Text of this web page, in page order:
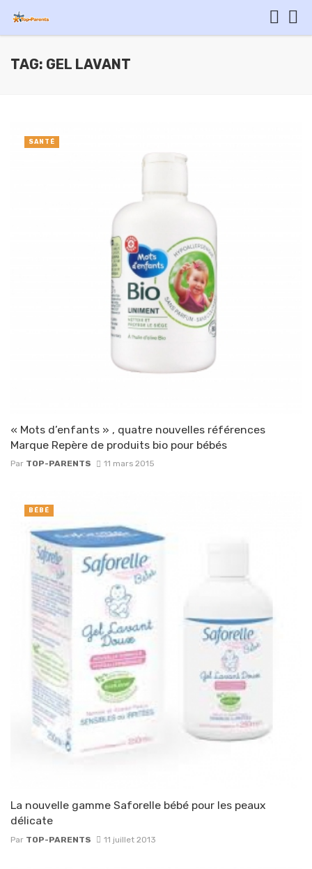
TAG: GEL LAVANT
« Mots d’enfants » , quatre nouvelles références
Marque Repère de produits bio pour bébés
Par TOP-PARENTS 11 mars 2015
SANTÉ
La nouvelle gamme Saforelle bébé pour les peaux
délicate
Par TOP-PARENTS 11 juillet 2013
BÉBÉ